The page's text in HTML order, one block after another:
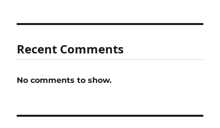
Recent Comments
No comments to show.